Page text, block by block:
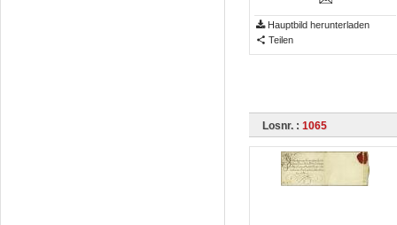
Hauptbild herunterladen
Teilen
Losnr. : 1065